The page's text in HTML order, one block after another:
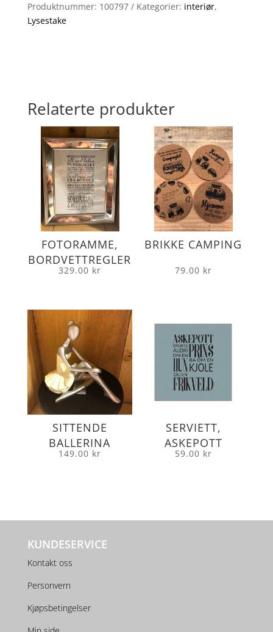
Produktnummer: 100797 Kategorier: interiør,
Lysestake
Relaterte produkter
FOTORAMME,
BORDVETTREGLER
329.00 kr
BRIKKE CAMPING
79.00 kr
SITTENDE
BALLERINA
149.00 kr
SERVIETT,
ASKEPOTT
59.00 kr
KUNDESERVICE
Kontakt oss
Personvern
Kjøpsbetingelser